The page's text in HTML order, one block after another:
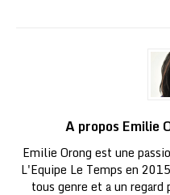
A propos Emilie
Emilie Orong est une
L'Equipe Le Temps en
tous genre et a un